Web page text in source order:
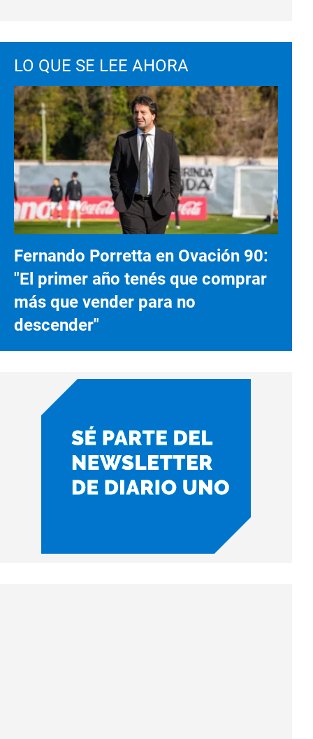
LO QUE SE LEE AHORA
Fernando Porretta en Ovación 90:
"El primer año tenés que comprar
más que vender para no
descender"